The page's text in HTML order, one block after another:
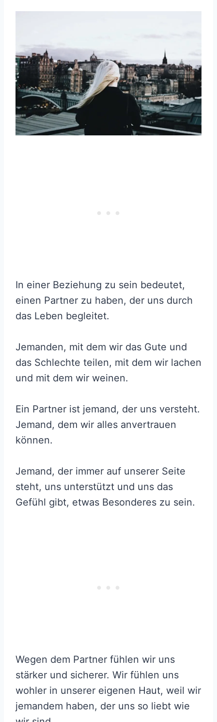
In einer Beziehung zu sein bedeutet,
einen Partner zu haben, der uns durch
das Leben begleitet.
Jemanden, mit dem wir das Gute und
das Schlechte teilen, mit dem wir lachen
und mit dem wir weinen.
Ein Partner ist jemand, der uns versteht.
Jemand, dem wir alles anvertrauen
können.
Jemand, der immer auf unserer Seite
steht, uns unterstützt und uns das
Gefühl gibt, etwas Besonderes zu sein.
Wegen dem Partner fühlen wir uns
stärker und sicherer. Wir fühlen uns
wohler in unserer eigenen Haut, weil wir
jemandem haben, der uns so liebt wie